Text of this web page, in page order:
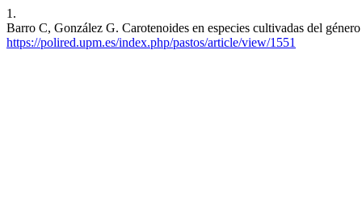
1.
Barro C, González G. Carotenoides en especies cultivadas del
https://polired.upm.es/index.php/pastos/article/view/1551